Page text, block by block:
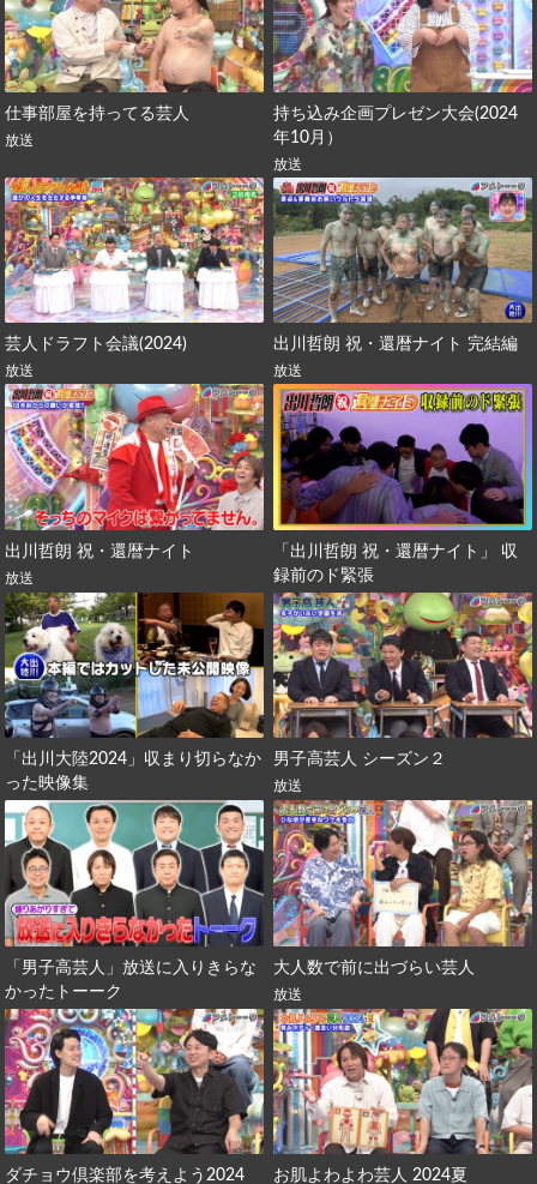
仕事部屋を持ってる芸人
放送
持ち込み企画プレゼン大会(2024
年10月）
放送
芸人ドラフト会議(2024)
放送
出川哲朗 祝・還暦ナイト 完結編
放送
出川哲朗 祝・還暦ナイト
放送
「出川哲朗 祝・還暦ナイト」 収
録前のド緊張
「出川大陸2024」収まり切らなか
った映像集
男子高芸人 シーズン２
放送
「男子高芸人」放送に入りきらな
かったトーーク
大人数で前に出づらい芸人
放送
ダチョウ倶楽部を考えよう2024 お肌よわよわ芸人 2024夏